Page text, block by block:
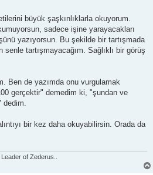
büyük şaşkınlıklarla okuyorum.
sadece işine yarayacakları
yazıyorsun. Bu şekilde bir tartışmada
tartışmayacağım. Sağlıklı bir görüş
Ben de yazımda onu vurgulamak
gerçektir" demedim ki, "şundan ve
dedim.
bir kez daha okuyabilirsin. Orada da
of Zederus..